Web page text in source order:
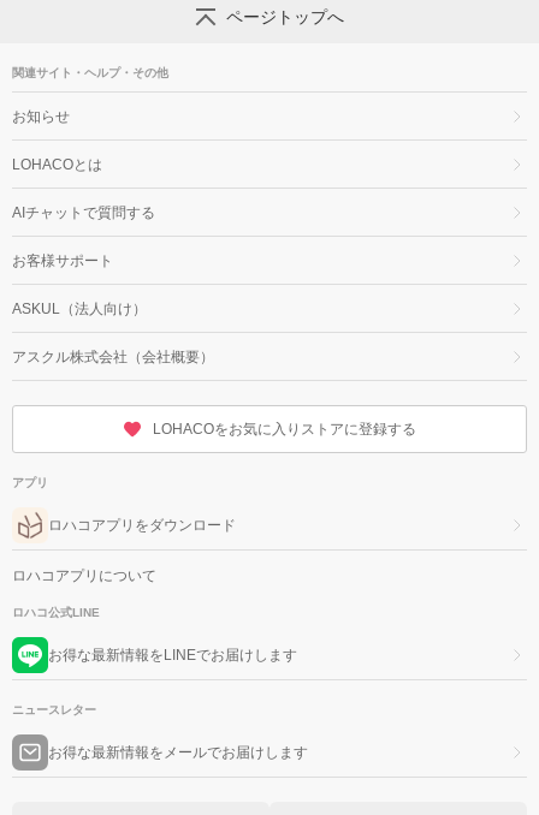
ページトップへ
関連サイト・ヘルプ・その他
お知らせ
LOHACOとは
AIチャットで質問する
お客様サポート
ASKUL（法人向け）
アスクル株式会社（会社概要）
LOHACOをお気に入りストアに登録する
アプリ
ロハコアプリをダウンロード
ロハコアプリについて
ロハコ公式LINE
お得な最新情報をLINEでお届けします
ニュースレター
お得な最新情報をメールでお届けします